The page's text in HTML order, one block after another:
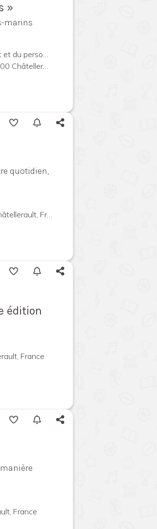
»
marins
France
quotidien,
France
édition
France
France